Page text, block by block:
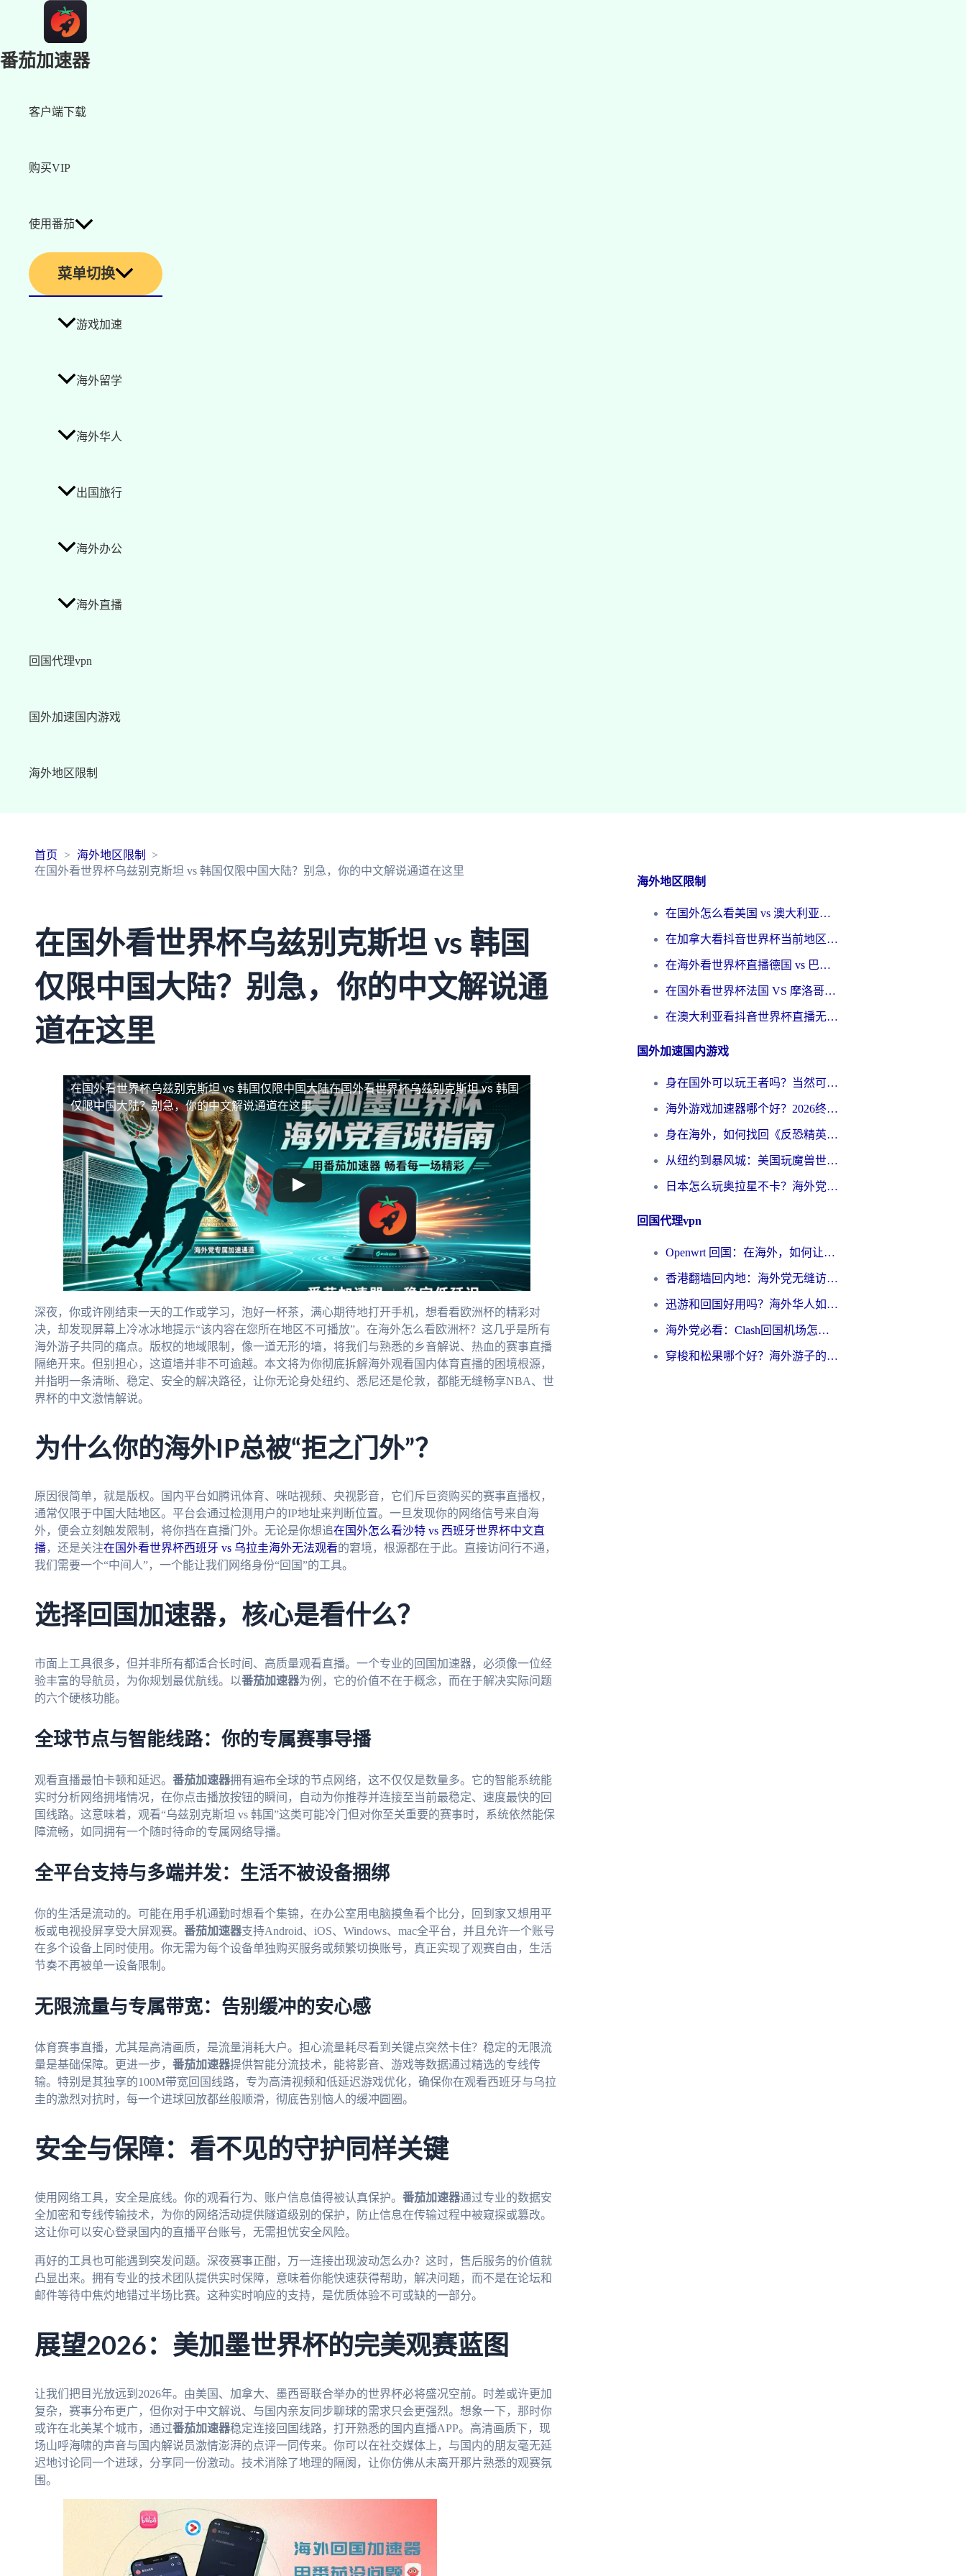
番茄加速器
客户端下载
购买VIP
使用番茄
菜单切换
游戏加速
海外留学
海外华人
出国旅行
海外办公
海外直播
回国代理vpn
国外加速国内游戏
海外地区限制
首页
海外地区限制
在国外看世界杯乌兹别克斯坦 vs 韩国仅限中国大陆？别急，你的中文解说通道在这里
在国外看世界杯乌兹别克斯坦 vs 韩国
仅限中国大陆？别急，你的中文解说通
道在这里
在国外看世界杯乌兹别克斯坦 vs 韩国仅限中国大陆在国外看世界杯乌兹别克斯坦 vs 韩国
仅限中国大陆？别急，你的中文解说通道在这里
深夜，你或许刚结束一天的工作或学习，泡好一杯茶，满心期待地打开手机，想看看欧洲杯的精彩对
决，却发现屏幕上冷冰冰地提示“该内容在您所在地区不可播放”。在海外怎么看欧洲杯？这几乎是所有
海外游子共同的痛点。版权的地域限制，像一道无形的墙，将我们与熟悉的乡音解说、热血的赛事直播
隔绝开来。但别担心，这道墙并非不可逾越。本文将为你彻底拆解海外观看国内体育直播的困境根源，
并指明一条清晰、稳定、安全的解决路径，让你无论身处纽约、悉尼还是伦敦，都能无缝畅享NBA、世
界杯的中文激情解说。
为什么你的海外IP总被“拒之门外”？
原因很简单，就是版权。国内平台如腾讯体育、咪咕视频、央视影音，它们斥巨资购买的赛事直播权，
通常仅限于中国大陆地区。平台会通过检测用户的IP地址来判断位置。一旦发现你的网络信号来自海
外，便会立刻触发限制，将你挡在直播门外。无论是你想追在国外怎么看沙特 vs 西班牙世界杯中文直
播，还是关注在国外看世界杯西班牙 vs 乌拉圭海外无法观看的窘境，根源都在于此。直接访问行不通，
我们需要一个“中间人”，一个能让我们网络身份“回国”的工具。
选择回国加速器，核心是看什么？
市面上工具很多，但并非所有都适合长时间、高质量观看直播。一个专业的回国加速器，必须像一位经
验丰富的导航员，为你规划最优航线。以番茄加速器为例，它的价值不在于概念，而在于解决实际问题
的六个硬核功能。
全球节点与智能线路：你的专属赛事导播
观看直播最怕卡顿和延迟。 番茄加速器拥有遍布全球的节点网络，这不仅仅是数量多。它的智能系统能
实时分析网络拥堵情况，在你点击播放按钮的瞬间，自动为你推荐并连接至当前最稳定、速度最快的回
国线路。这意味着，观看“乌兹别克斯坦 vs 韩国”这类可能冷门但对你至关重要的赛事时，系统依然能保
障流畅，如同拥有一个随时待命的专属网络导播。
全平台支持与多端并发：生活不被设备捆绑
你的生活是流动的。可能在用手机通勤时想看个集锦，在办公室用电脑摸鱼看个比分，回到家又想用平
板或电视投屏享受大屏观赛。 番茄加速器支持Android、iOS、Windows、mac全平台，并且允许一个账号
在多个设备上同时使用。你无需为每个设备单独购买服务或频繁切换账号，真正实现了观赛自由，生活
节奏不再被单一设备限制。
无限流量与专属带宽：告别缓冲的安心感
体育赛事直播，尤其是高清画质，是流量消耗大户。担心流量耗尽看到关键点突然卡住？稳定的无限流
量是基础保障。更进一步， 番茄加速器提供智能分流技术，能将影音、游戏等数据通过精选的专线传
输。特别是其独享的100M带宽回国线路，专为高清视频和低延迟游戏优化，确保你在观看西班牙与乌拉
圭的激烈对抗时，每一个进球回放都丝般顺滑，彻底告别恼人的缓冲圆圈。
安全与保障：看不见的守护同样关键
使用网络工具，安全是底线。你的观看行为、账户信息值得被认真保护。 番茄加速器通过专业的数据安
全加密和专线传输技术，为你的网络活动提供隧道级别的保护，防止信息在传输过程中被窥探或篡改。
这让你可以安心登录国内的直播平台账号，无需担忧安全风险。
再好的工具也可能遇到突发问题。深夜赛事正酣，万一连接出现波动怎么办？这时，售后服务的价值就
凸显出来。拥有专业的技术团队提供实时保障，意味着你能快速获得帮助，解决问题，而不是在论坛和
邮件等待中焦灼地错过半场比赛。这种实时响应的支持，是优质体验不可或缺的一部分。
展望2026：美加墨世界杯的完美观赛蓝图
让我们把目光放远到2026年。由美国、加拿大、墨西哥联合举办的世界杯必将盛况空前。时差或许更加
复杂，赛事分布更广，但你对于中文解说、与国内亲友同步聊球的需求只会更强烈。想象一下，那时你
或许在北美某个城市，通过番茄加速器稳定连接回国线路，打开熟悉的国内直播APP。高清画质下，现
场山呼海啸的声音与国内解说员激情澎湃的点评一同传来。你可以在社交媒体上，与国内的朋友毫无延
迟地讨论同一个进球，分享同一份激动。技术消除了地理的隔阂，让你仿佛从未离开那片熟悉的观赛氛
围。
海外地区限制
在国外怎么看美国 vs 澳大利亚世界杯直播？海外党必藏的中文解说观赛指南
在加拿大看抖音世界杯当前地区不可播放？海外党体育观赛终极指南
在海外看世界杯直播德国 vs 巴拉圭当前IP受限制？这篇指南帮你轻松解决地区限制
在国外看世界杯法国 VS 摩洛哥仅限中国大陆？别让地域限制拦下你的欢呼
在澳大利亚看抖音世界杯直播无法播放？海外党体育观赛终极指南来了！
国外加速国内游戏
身在国外可以玩王者吗？当然可以，但你需要这份“加速”指南
海外游戏加速器哪个好？2026终极指南帮你畅玩国服+解决卡顿难题
身在海外，如何找回《反恐精英：全球攻势》国服的丝滑手感？一份给你的终极指南
从纽约到暴风城：美国玩魔兽世界，如何找到你的最佳网络航线
日本怎么玩奥拉星不卡？海外党国服游戏加速器选择全攻略
回国代理vpn
Openwrt 回国：在海外，如何让家的网络触手可及
香港翻墙回内地：海外党无缝访问国内资源的加速器选择全攻略
迅游和回国好用吗？海外华人如何选择靠谱的回国加速器
海外党必看：Clash回国机场怎么选？一篇搞定无缝访问国内资源的全攻略
穿梭和松果哪个好？海外游子的数字归乡路，到底该怎么选